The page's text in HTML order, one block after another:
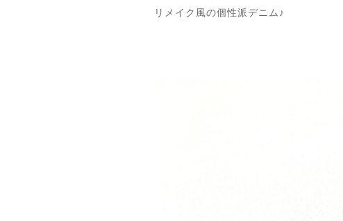
リメイク風の個性派デニム♪